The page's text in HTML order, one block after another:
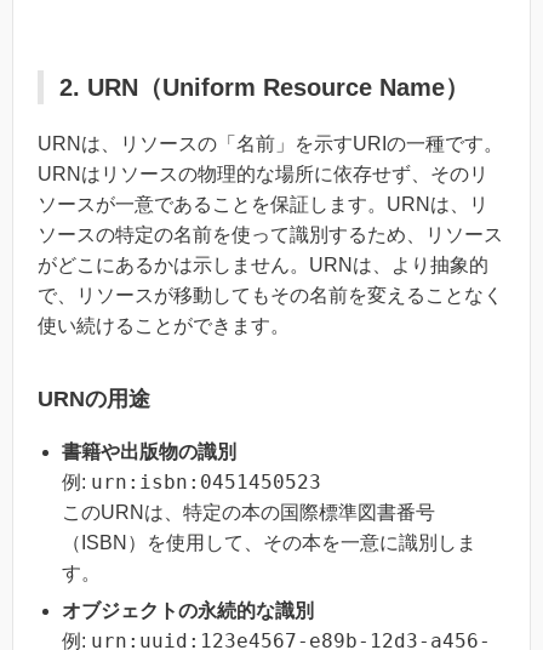
2. URN（Uniform Resource Name）
URNは、リソースの「名前」を示すURIの一種です。
URNはリソースの物理的な場所に依存せず、そのリ
ソースが一意であることを保証します。URNは、リ
ソースの特定の名前を使って識別するため、リソース
がどこにあるかは示しません。URNは、より抽象的
で、リソースが移動してもその名前を変えることなく
使い続けることができます。
URNの用途
書籍や出版物の識別
例: urn:isbn:0451450523
このURNは、特定の本の国際標準図書番号
（ISBN）を使用して、その本を一意に識別しま
す。
オブジェクトの永続的な識別
例: urn:uuid:123e4567-e89b-12d3-a456-